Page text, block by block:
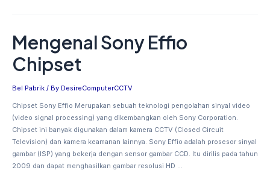
Mengenal Sony Effio
Chipset
Bel Pabrik / By DesireComputerCCTV
Chipset Sony Effio Merupakan sebuah teknologi pengolahan sinyal video
(video signal processing) yang dikembangkan oleh Sony Corporation.
Chipset ini banyak digunakan dalam kamera CCTV (Closed Circuit
Television) dan kamera keamanan lainnya. Sony Effio adalah prosesor sinyal
gambar (ISP) yang bekerja dengan sensor gambar CCD. Itu dirilis pada tahun
2009 dan dapat menghasilkan gambar resolusi HD …
Mengenal
Sony
Effio
Chipset